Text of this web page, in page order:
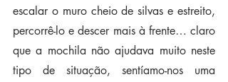
escalar o muro cheio de silvas e estreito,
percorrê-lo e descer mais à frente… claro
que a mochila não ajudava muito neste
tipo de situação, sentíamo-nos uma